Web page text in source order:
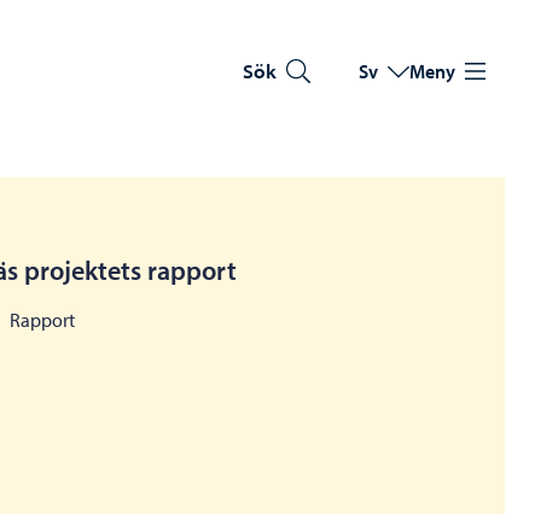
Sök Byt språk
Nuvarande språk:
Sv Meny
projektets rapport
Rapport